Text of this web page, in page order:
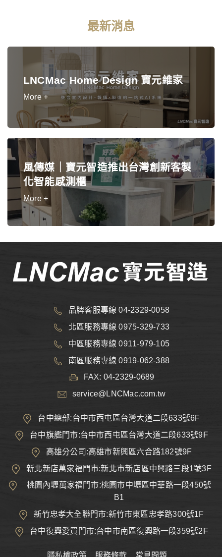
最新消息
LNCMac Home Design 寶元維家
More +
風傳媒｜寶元智造推出台灣創新客製
化智能感測櫃
More +
品牌客服專線 04-2329-0058
北區服務專線 0975-329-733
中區服務專線 0911-979-105
南區服務專線 0919-062-388
FAX: 04-2329-0689
service@LNCMac.com.tw
台中總部:台中市西屯區台灣大道二段633號6F
台中旗艦門市:台中市西屯區台灣大道二段633號9F
高雄分公司:高雄市新興區六合路182號9F
新北新店萬家福門市:新北市新店區中興路三段1號3F
桃園內壢萬家福門市:桃園市中壢區中華路一段450號
B1
新竹忠孝大全聯門市:新竹市東區忠孝路300號1F
台中復興愛買門市:台中市南區復興路一段359號2F
隱私權政策 服務條款 常見問題